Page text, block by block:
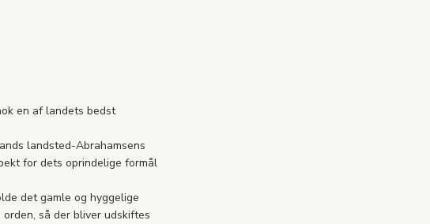
en af landets bedst
landsted-Abrahamsens
for dets oprindelige formål
det gamle og hyggelige
så der bliver udskiftes